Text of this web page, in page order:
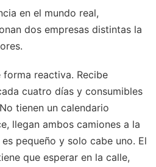
en el mundo real,
dos empresas distintas la
forma reactiva. Recibe
cuatro días y consumibles
tienen un calendario
llegan ambos camiones a la
pequeño y solo cabe uno. El
que esperar en la calle,